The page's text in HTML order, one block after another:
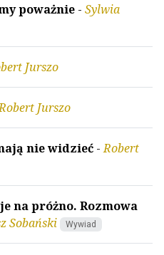
poważnie - Sylwia
Jurszo
Jurszo
nie widzieć -Robert
na próżno. Rozmowa
Sobański Wywiad